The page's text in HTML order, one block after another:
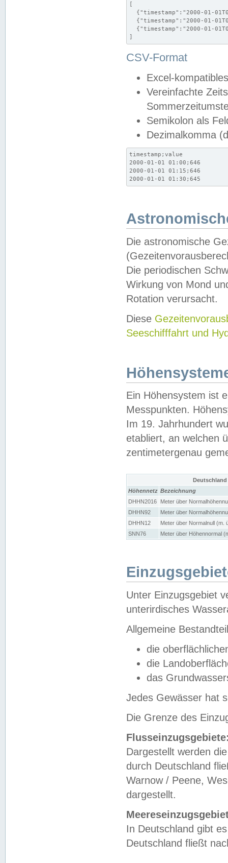
[
{"timestamp":"2000-01-
{"timestamp":"2000-01-
{"timestamp":"2000-01-
]
CSV-Format
Excel-
Vereinfachte
Semikolon als
Dezimalkomma
timestamp;value
2000-01-01 01:00;646
2000-01-01 01:15;646
2000-01-01 01:30;645
Die astronomische
Die periodischen
Wirkung von Mond
Rotation verursacht.
Diese
Seeschifffahrt und
Ein Höhensystem ist
Messpunkten.
Im 19. Jahrhundert
etabliert, an welchen
zentimetergenau
Höhennetz Bezeichnung
DHHN2016
Meter über
DHHN92
Meter über
DHHN12
Meter über Normalnull (m.
SNN76
Meter über Höhennormal
Unter Einzugsgebiet
unterirdisches
Allgemeine
die
die
das
Jedes Gewässer hat
Die Grenze des
Dargestellt werden
durch Deutschland
Warnow / Peene,
dargestellt.
In Deutschland gibt
Deutschland fließt